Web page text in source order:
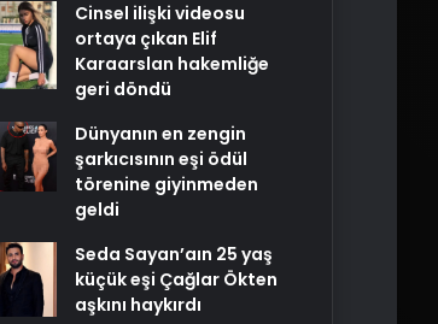
Cinsel ilişki videosu
ortaya çıkan Elif
Karaarslan hakemliğe
geri döndü
Dünyanın en zengin
şarkıcısının eşi ödül
törenine giyinmeden
geldi
Seda Sayan’aın 25 yaş
küçük eşi Çağlar Ökten
aşkını haykırdı